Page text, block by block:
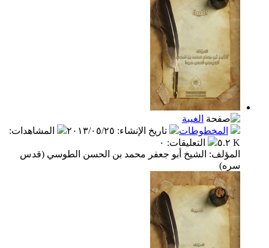
الغيبة
المخطوطات
تاريخ الإنشاء: ٢٠١٣/٠٥/٢٥ المشاهدات:
٥.٢ K
التعليقات: ٠
المؤلف: الشيخ أبو جعفر محمد بن الحسن الطوسي (قدس
سره)